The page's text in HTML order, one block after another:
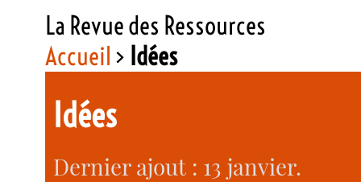
La Revue des Ressources
Accueil > Idées
Idées
Dernier ajout : 13 janvier.